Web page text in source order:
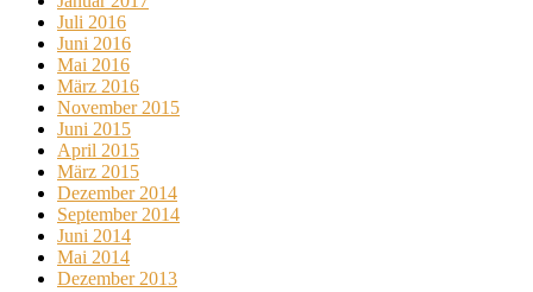
Juli 2016
Juni 2016
Mai 2016
März 2016
November 2015
Juni 2015
April 2015
März 2015
Dezember 2014
September 2014
Juni 2014
Mai 2014
Dezember 2013